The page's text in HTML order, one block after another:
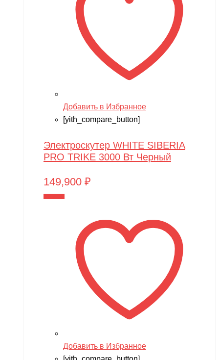
Добавить в Избранное
[yith_compare_button]
Электроскутер WHITE SIBERIA
PRO TRIKE 3000 Вт Черный
149,900 ₽
Добавить в Избранное